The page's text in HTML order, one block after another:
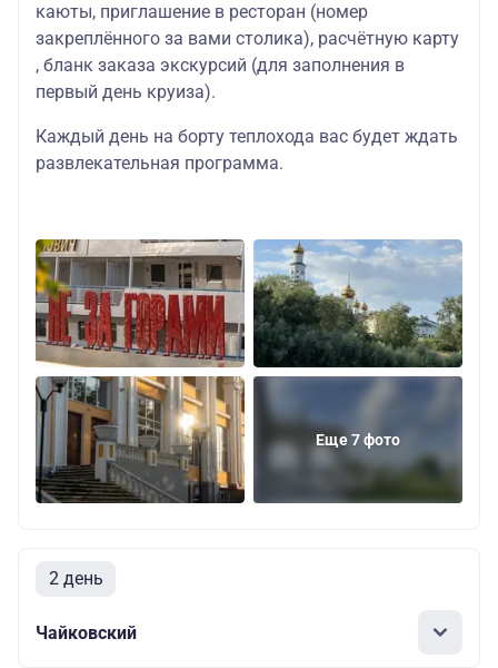
каюты, приглашение в ресторан (номер
закреплённого за вами столика), расчётную карту
, бланк заказа экскурсий (для заполнения в
первый день круиза).
Каждый день на борту теплохода вас будет ждать
развлекательная программа.
Еще 7 фото
2 день
Чайковский